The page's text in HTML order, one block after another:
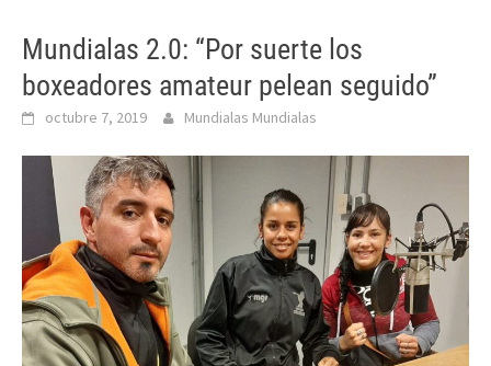
Mundialas 2.0: “Por suerte los
boxeadores amateur pelean seguido”
octubre 7, 2019 Mundialas Mundialas